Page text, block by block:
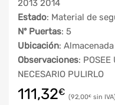
2013 2014
Estado: Material de
Nº Puertas: 5
Ubicación: Almacenada
Observaciones: POSEE
NECESARIO PULIRLO
111,32€ 92,00€